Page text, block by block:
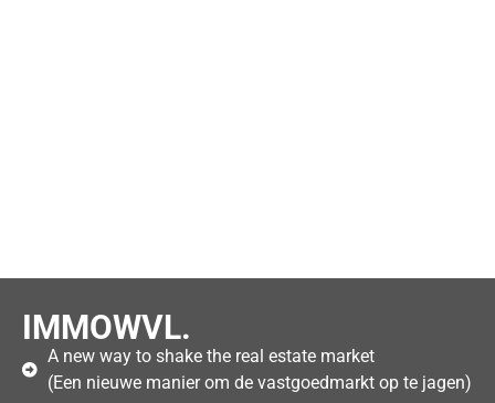
IMMOWVL.
A new way to shake the real estate market
(Een nieuwe manier om de vastgoedmarkt op te jagen)